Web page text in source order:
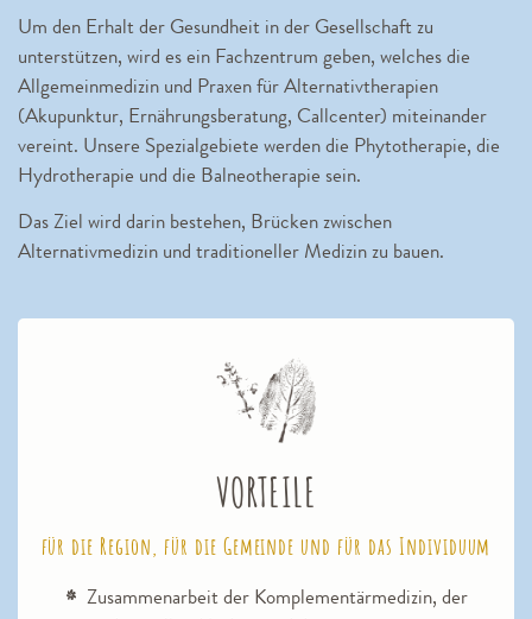
Um den Erhalt der Gesundheit in der Gesellschaft zu
unterstützen, wird es ein Fachzentrum geben, welches die
Allgemeinmedizin und Praxen für Alternativtherapien
(Akupunktur, Ernährungsberatung, Callcenter) miteinander
vereint. Unsere Spezialgebiete werden die Phytotherapie, die
Hydrotherapie und die Balneotherapie sein.
Das Ziel wird darin bestehen, Brücken zwischen
Alternativmedizin und traditioneller Medizin zu bauen.
VORTEILE
für die Region, für die Gemeinde und für das Individuum
Zusammenarbeit der Komplementärmedizin, der